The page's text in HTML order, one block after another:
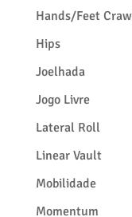
Hands/Feet
Hips
Joelhada
Jogo Livre
Lateral Roll
Linear Vault
Mobilidade
Momentum